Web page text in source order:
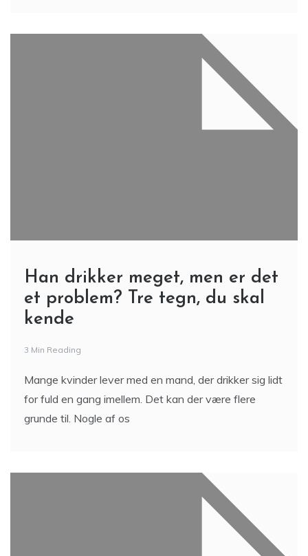
Han drikker meget, men er det
et problem? Tre tegn, du skal
kende
3 Min Reading
Mange kvinder lever med en mand, der drikker sig lidt
for fuld en gang imellem. Det kan der være flere
grunde til. Nogle af os